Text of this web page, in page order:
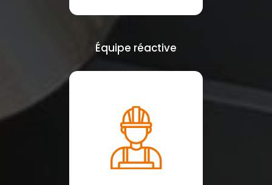
Équipe réactive